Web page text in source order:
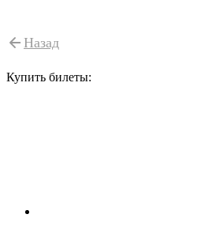
Назад
Купить билеты: